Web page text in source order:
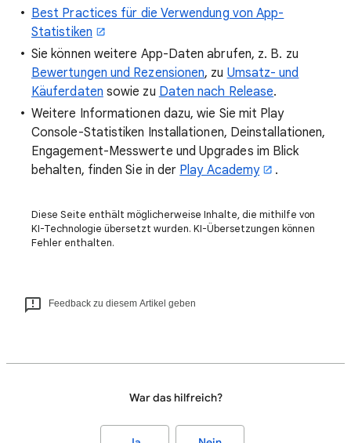
Best Practices für die Verwendung von App-
Statistiken
Sie können weitere App-Daten abrufen, z. B. zu
Bewertungen und Rezensionen, zu Umsatz- und
Käuferdaten sowie zu Daten nach Release.
Weitere Informationen dazu, wie Sie mit Play
Console-Statistiken Installationen, Deinstallationen,
Engagement-Messwerte und Upgrades im Blick
behalten, finden Sie in der Play Academy .
Diese Seite enthält möglicherweise Inhalte, die mithilfe von
KI-Technologie übersetzt wurden. KI-Übersetzungen können
Fehler enthalten.
Feedback zu diesem Artikel geben
War das hilfreich?